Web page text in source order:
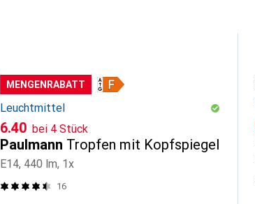
MENGENRABATT
Leuchtmittel
CHF
6.40 bei 4 Stück
Paulmann Tropfen mit Kopfspiegel
E14, 440 lm, 1x
16